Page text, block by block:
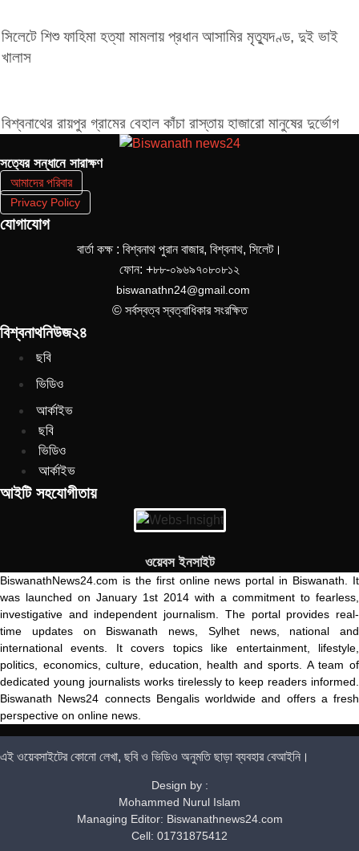
সিলেটে শিশু ফাহিমা হত্যা মামলায় প্রধান আসামির মৃত্যুদণ্ড, দুই ভাই
খালাস
বিশ্বনাথের রায়পুর গ্রামের বেহাল কাঁচা রাস্তায় হাজারো মানুষের দুর্ভোগ
সত‌্যের সন্ধানে সারাক্ষণ
আমাদের পরিবার
Privacy Policy
যোগাযোগ
বার্তা কক্ষ : বিশ্বনাথ পুরান বাজার, বিশ্বনাথ, সিলেট।
ফোন: +৮৮-০৯৬৯৭০৮০৮১২
biswanathn24@gmail.com
© সর্বস্বত্ব স্বত্বাধিকার সংরক্ষিত
বিশ্বনাথনিউজ২৪
ছবি
ভিডিও
আর্কাইভ
ছবি
ভিডিও
আর্কাইভ
আইটি সহযোগীতায়
ওয়েবস ইনসাইট
BiswanathNews24.com is the first online news portal in Biswanath. It
was launched on January 1st 2014 with a commitment to fearless,
investigative and independent journalism. The portal provides real-
time updates on Biswanath news, Sylhet news, national and
international events. It covers topics like entertainment, lifestyle,
politics, economics, culture, education, health and sports. A team of
dedicated young journalists works tirelessly to keep readers informed.
Biswanath News24 connects Bengalis worldwide and offers a fresh
perspective on online news.
এই ওয়েবসাইটের কোনো লেখা, ছবি ও ভিডিও অনুমতি ছাড়া ব্যবহার বেআইনি।
Design by :
Mohammed Nurul Islam
Managing Editor: Biswanathnews24.com
Cell: 01731875412